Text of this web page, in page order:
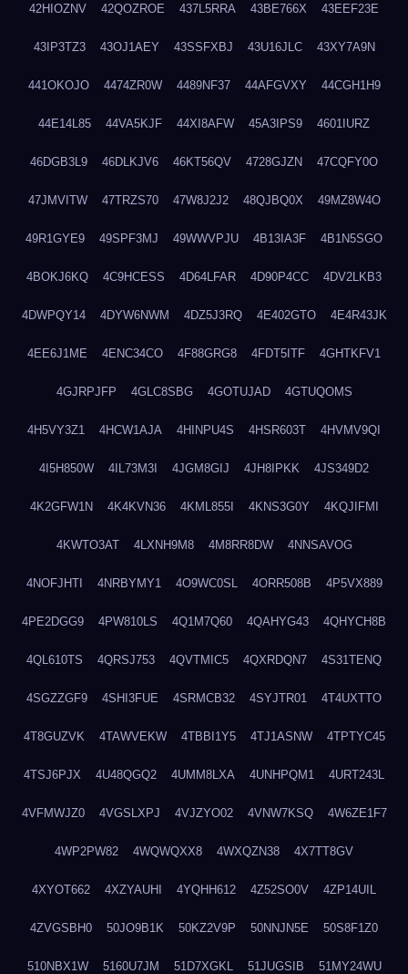
42HIOZNV 42QOZROE 437L5RRA 43BE766X 43EEF23E
43IP3TZ3 43OJ1AEY 43SSFXBJ 43U16JLC 43XY7A9N
441OKOJO 4474ZR0W 4489NF37 44AFGVXY 44CGH1H9
44E14L85 44VA5KJF 44XI8AFW 45A3IPS9 4601IURZ
46DGB3L9 46DLKJV6 46KT56QV 4728GJZN 47CQFY0O
47JMVITW 47TRZS70 47W8J2J2 48QJBQ0X 49MZ8W4O
49R1GYE9 49SPF3MJ 49WWVPJU 4B13IA3F 4B1N5SGO
4BOKJ6KQ 4C9HCESS 4D64LFAR 4D90P4CC 4DV2LKB3
4DWPQY14 4DYW6NWM 4DZ5J3RQ 4E402GTO 4E4R43JK
4EE6J1ME 4ENC34CO 4F88GRG8 4FDT5ITF 4GHTKFV1
4GJRPJFP 4GLC8SBG 4GOTUJAD 4GTUQOMS
4H5VY3Z1 4HCW1AJA 4HINPU4S 4HSR603T 4HVMV9QI
4I5H850W 4IL73M3I 4JGM8GIJ 4JH8IPKK 4JS349D2
4K2GFW1N 4K4KVN36 4KML855I 4KNS3G0Y 4KQJIFMI
4KWTO3AT 4LXNH9M8 4M8RR8DW 4NNSAVOG
4NOFJHTI 4NRBYMY1 4O9WC0SL 4ORR508B 4P5VX889
4PE2DGG9 4PW810LS 4Q1M7Q60 4QAHYG43 4QHYCH8B
4QL610TS 4QRSJ753 4QVTMIC5 4QXRDQN7 4S31TENQ
4SGZZGF9 4SHI3FUE 4SRMCB32 4SYJTR01 4T4UXTTO
4T8GUZVK 4TAWVEKW 4TBBI1Y5 4TJ1ASNW 4TPTYC45
4TSJ6PJX 4U48QGQ2 4UMM8LXA 4UNHPQM1 4URT243L
4VFMWJZ0 4VGSLXPJ 4VJZYO02 4VNW7KSQ 4W6ZE1F7
4WP2PW82 4WQWQXX8 4WXQZN38 4X7TT8GV
4XYOT662 4XZYAUHI 4YQHH612 4Z52SO0V 4ZP14UIL
4ZVGSBH0 50JO9B1K 50KZ2V9P 50NNJN5E 50S8F1Z0
510NBX1W 5160U7JM 51D7XGKL 51JUGSIB 51MY24WU